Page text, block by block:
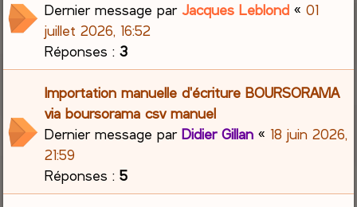
Dernier message parJacques Leblond «01
juillet 2026, 16:52
Réponses :3
Importation manuelle d'écriture BOURSORAMA
via boursorama csv manuel
Dernier message parDidier Gillan « 18 juin 2026,
21:59
Réponses :5